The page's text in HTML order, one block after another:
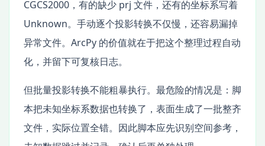
CGCS2000，有的缺少 prj 文件，还有的坐标系写着
Unknown。手动逐个投影转换不仅慢，还容易漏掉
异常文件。ArcPy 的价值就在于把这个整理过程自动
化，并留下可复核日志。
但批量投影转换不能粗暴执行。最危险的情况是：脚
本把未知坐标系数据也转换了，表面生成了一批整齐
文件，实际位置全错。因此脚本应先识别空间参考，